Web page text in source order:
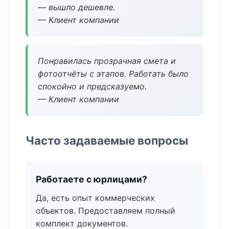
— вышло дешевле.
— Клиент компании
Понравилась прозрачная смета и
фотоотчёты с этапов. Работать было
спокойно и предсказуемо.
— Клиент компании
Часто задаваемые вопросы
Работаете с юрлицами?
Да, есть опыт коммерческих
объектов. Предоставляем полный
комплект документов.